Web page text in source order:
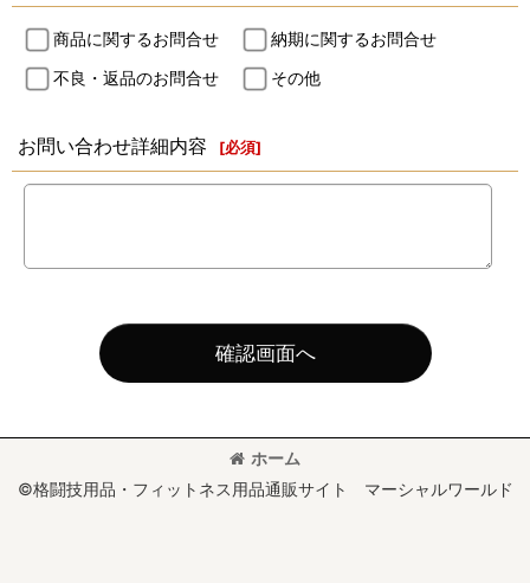
商品に関するお問合せ
納期に関するお問合せ
不良・返品のお問合せ
その他
お問い合わせ詳細内容 [必須]
確認画面へ
ホーム
©格闘技用品・フィットネス用品通販サイト マーシャルワールド